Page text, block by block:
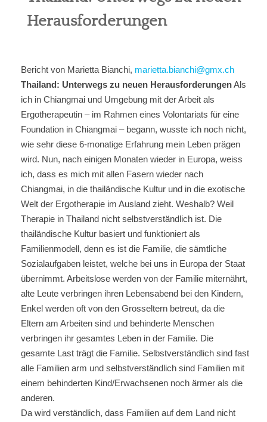
Berufe
Community
Reisen
Kultur
Global
Über uns
Herausforderungen
Bericht von Marietta Bianchi, marietta.bianchi@gmx.ch
Thailand: Unterwegs zu neuen HerausforderungenAls
ich in Chiangmai und Umgebung mit der Arbeit als
Ergotherapeutin – im Rahmen eines Volontariats für eine
Foundation in Chiangmai – begann, wusste ich noch nicht,
wie sehr diese 6-monatige Erfahrung mein Leben prägen
wird. Nun, nach einigen Monaten wieder in Europa, weiss
ich, dass es mich mit allen Fasern wieder nach
Chiangmai, in die thailändische Kultur und in die exotische
Welt der Ergotherapie im Ausland zieht. Weshalb? Weil
Therapie in Thailand nicht selbstverständlich ist. Die
thailändische Kultur basiert und funktioniert als
Familienmodell, denn es ist die Familie, die sämtliche
Sozialaufgaben leistet, welche bei uns in Europa der Staat
übernimmt. Arbeitslose werden von der Familie miternährt,
alte Leute verbringen ihren Lebensabend bei den Kindern,
Enkel werden oft von den Grosseltern betreut, da die
Eltern am Arbeiten sind und behinderte Menschen
verbringen ihr gesamtes Leben in der Familie. Die
gesamte Last trägt die Familie. Selbstverständlich sind fast
alle Familien arm und selbstverständlich sind Familien mit
einem behinderten Kind/Erwachsenen noch ärmer als die
anderen.
Da wird verständlich, dass Familien auf dem Land nicht